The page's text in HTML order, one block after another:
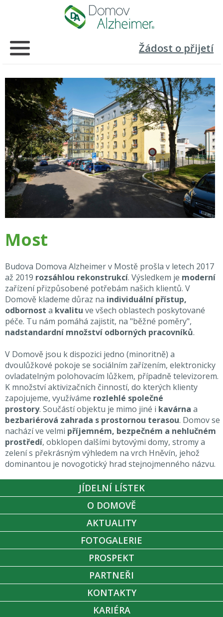
Žádost o přijetí
Most
Budova Domova Alzheimer v Mostě prošla v letech 2017
až 2019 rozsáhlou rekonstrukcí. Výsledkem je moderní
zařízení přizpůsobené potřebám našich klientů. V
Domově klademe důraz na individuální přístup,
odbornost a kvalitu ve všech oblastech poskytované
péče. Tu nám pomáhá zajistit, na "běžné poměry",
nadstandardní množství odborných pracovníků.
V Domově jsou k dispozici jedno (minoritně) a
dvoulůžkové pokoje se sociálním zařízením, elektronicky
ovladatelným polohovacím lůžkem, případně televizorem.
K množství aktivizačních činností, do kterých klienty
zapojujeme, využíváme rozlehlé společné
prostory. Součástí objektu je mimo jiné i kavárna a
bezbariérová zahrada s prostornou terasou. Domov se
nachází ve velmi příjemném, bezpečném a nehlučném
prostředí, obklopen dalšími bytovými domy, stromy a
zelení s překrásným výhledem na vrch Hněvín, jehož
dominantou je novogotický hrad stejnojmenného názvu.
JÍDELNÍ LÍSTEK
O DOMOVĚ
AKTUALITY
FOTOGALERIE
PROSPEKT
PARTNEŘI
KONTAKTY
KARIÉRA